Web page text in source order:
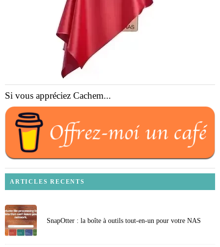
Si vous appréciez Cachem...
ARTICLES RECENTS
SnapOtter : la boîte à outils tout-en-un pour votre NAS